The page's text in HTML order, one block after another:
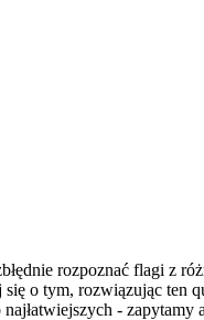
rozpoznać flagi z
się o tym, rozwiązując ten
najłatwiejszych - zapytamy